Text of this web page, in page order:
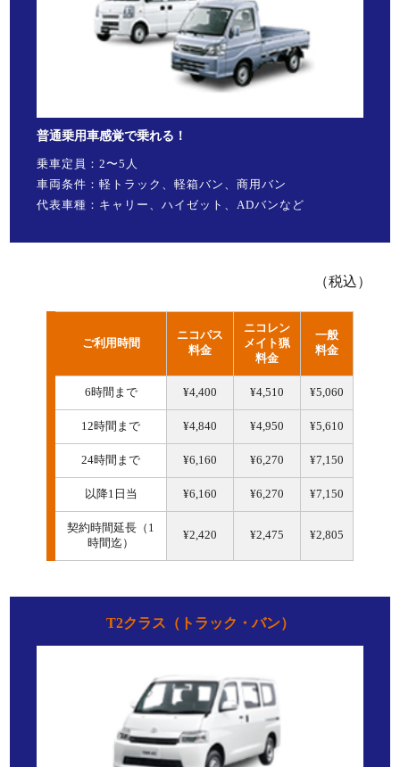
普通乗用車感覚で乗れる！
乗車定員：2〜5人
車両条件：軽トラック、軽箱バン、商用バン
代表車種：キャリー、ハイゼット、ADバンなど
（税込）
ご利用時間
ニコパス
料金
ニコレン
メイト猟
料金
一般
料金
6時間まで ¥4,400 ¥4,510 ¥5,060
12時間まで ¥4,840 ¥4,950 ¥5,610
24時間まで ¥6,160 ¥6,270 ¥7,150
以降1日当 ¥6,160 ¥6,270 ¥7,150
契約時間延長（1
時間迄）
¥2,420 ¥2,475 ¥2,805
T2クラス（トラック・バン）